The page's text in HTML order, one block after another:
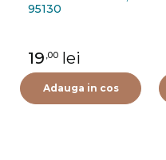
95130
19 ,00 lei
Adauga in cos